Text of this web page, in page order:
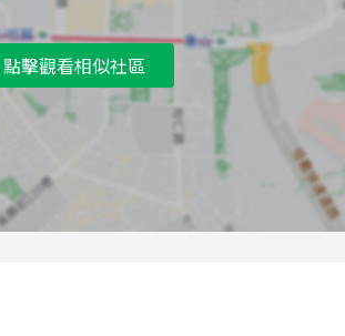
土地銀行公車站
E 永春高中公車站
永春高中公車站
點擊觀看相似社區